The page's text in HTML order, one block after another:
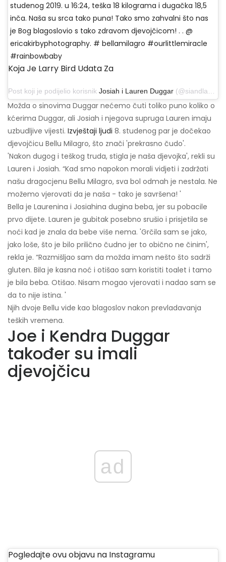
studenog 2019. u 16:24, teška 18 kilograma i dugačka 18,5
inča. Naša su srca tako puna! Tako smo zahvalni što nas
je Bog blagoslovio s tako zdravom djevojčicom! . . @
ericakirbyphotography. # bellamilagro #ourlittlemiracle
#rainbowbaby
Koja Je Larry Bird Udata Za
Post koji je podijelio korisnik Josiah i Lauren Duggar (@siandlaurenduggar) 11. studenog 2019. u 13:20 PST
Možda o sinovima Duggar nećemo čuti toliko puno koliko o
kćerima Duggar, ali Josiah i njegova supruga Lauren imaju
uzbudljive vijesti. Izvještaji ljudi 8. studenog par je dočekao
djevojčicu Bellu Milagro, što znači 'prekrasno čudo'.
'Nakon dugog i teškog truda, stigla je naša djevojka', rekli su
Lauren i Josiah. “Kad smo napokon morali vidjeti i zadržati
našu dragocjenu Bellu Milagro, sva bol odmah je nestala. Ne
možemo vjerovati da je naša - tako je savršena! '
Bella je Laurenina i Josiahina dugina beba, jer su pobacile
prvo dijete. Lauren je gubitak posebno srušio i prisjetila se
noći kad je znala da bebe više nema. 'Grčila sam se jako,
jako loše, što je bilo prilično čudno jer to obično ne činim',
rekla je. “Razmišljao sam da možda imam nešto što sadrži
gluten. Bila je kasna noć i otišao sam koristiti toalet i tamo
je bila beba. Otišao. Nisam mogao vjerovati i nadao sam se
da to nije istina. '
Njih dvoje Bellu vide kao blagoslov nakon prevladavanja
teških vremena.
Joe i Kendra Duggar
također su imali
djevojčicu
ad
Pogledajte ovu objavu na Instagramu